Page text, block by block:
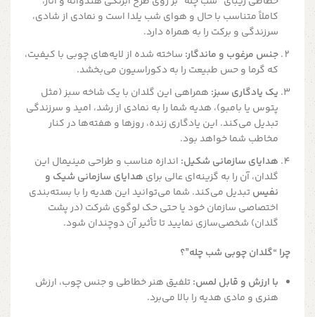
کاملاً متناسب با حال و هوای شب یلدا است و نمادی از شادی،
سرزندگی و برکت را به همراه دارد.
جنس مرغوب و ماندگار: ساخته شده از لایه‌های چوبی با کیفیت،
که گرما و حس طبیعت را به دکوراسیون می‌بخشد.
یک یادگاری سبز: همراهی این گلدان با یک شاخه سبز (مثل
پتوس یا بامبو)، هدیه شما را به نمادی از رشد، امید و سرزندگی
تبدیل می‌کند. این یادگاری زنده، روزها و هفته‌ها در کنار
مخاطب شما خواهد بود.
هدایای سازمانی شکیل: اندازه مناسب و طراحی مینیمال این
گلدان، آن را به گزینه‌ای عالی برای هدایای سازمانی شیک و
نفیستبدیل می‌کند. شما می‌توانید این هدیه را با بسته‌بندی
اختصاصی سازمان خود یا حتی حک لوگوی شرکت (در پشت
گلدان) شخصی‌سازی نمایید تا تأثیر آن دوچندان شود.
چرا “گلدان چوبی شب چله”؟
با ارزش و قابل لمس:تلفیق هنر خطاطی و جنس چوب، ارزش
هنری و مادی هدیه را بالا می‌برد.